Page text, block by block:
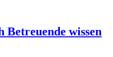
Betreuende wissen